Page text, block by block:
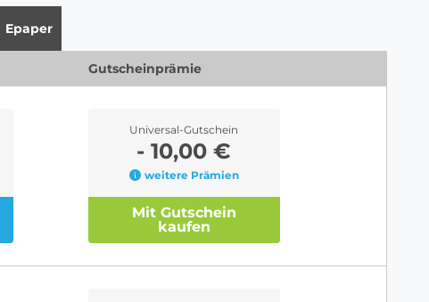
Epaper
Gutscheinprämie
Universal-Gutschein
- 10,00 €
weitere Prämien
Mit Gutschein
kaufen